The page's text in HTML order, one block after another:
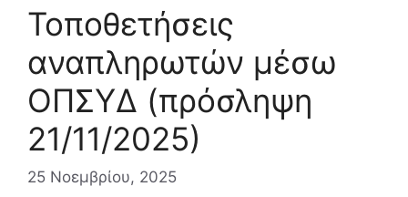
Τοποθετήσεις
αναπληρωτών μέσω
ΟΠΣΥΔ (πρόσληψη
21/11/2025)
25 Νοεμβρίου, 2025